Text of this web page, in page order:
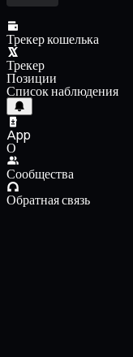
Трекер кошелька
Трекер
Позиции
Список наблюдения
App
О
Сообщества
Обратная связь